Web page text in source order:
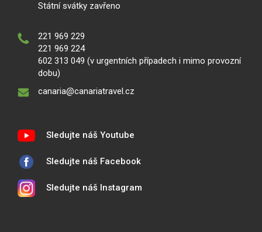
Státní svátky zavřeno
221 969 229
221 969 224
602 313 049 (v urgentních případech i mimo provozní
dobu)
canaria@canariatravel.cz
Sledujte náš Youtube
Sledujte náš Facebook
Sledujte náš Instagram